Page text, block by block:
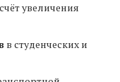
увеличения
в студенческих и